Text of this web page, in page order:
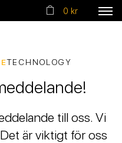
0 kr
TECHNOLOGY
till oss. Vi
är viktigt för oss